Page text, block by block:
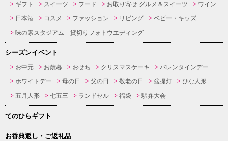
ギフト スイーツ フード お取り寄せ グルメ＆スイーツ
ワイン
日本酒
コスメ ファッション リビング
ベビー・キッズ
味の素スタジアム 貸切りフォトウエディング
シーズンイベント
お中元 お歳暮 おせち クリスマスケーキ
バレンタインデー
ホワイトデー
母の日 父の日 敬老の日 盆提灯
ひな人形
五月人形
七五三 ランドセル 福袋 駅弁大会
てのひらギフト
お香典返し・ご返礼品